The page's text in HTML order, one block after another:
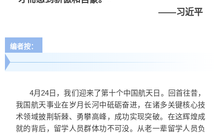
——习近平
编者按：
4月24日，我们迎来了第十个中国航天日。回首往昔，
我国航天事业在岁月长河中砥砺奋进，在诸多关键核心技
术领域披荆斩棘、勇攀高峰，成功实现突破。在这辉煌成
就的背后，留学人员群体功不可没。从老一辈留学人员负